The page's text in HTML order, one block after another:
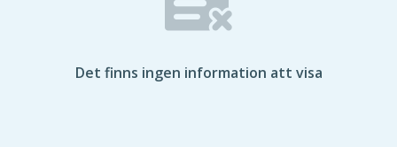
Det finns ingen information att visa